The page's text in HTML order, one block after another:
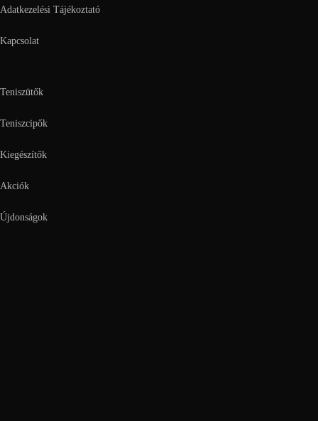
Adatkezelési Tájékoztató
Kapcsolat
Teniszütők
Teniszcipők
Kiegészítők
Akciók
Újdonságok